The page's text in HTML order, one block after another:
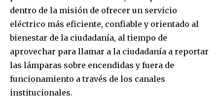
dentro de la misión de ofrecer un servicio
eléctrico más eficiente, confiable y orientado al
bienestar de la ciudadanía, al tiempo de
aprovechar para llamar a la ciudadanía a reportar
las lámparas sobre encendidas y fuera de
funcionamiento a través de los canales
institucionales.